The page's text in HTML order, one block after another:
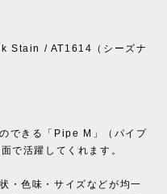
Stain / AT1614（シーズナ
できる「Pipe M」（パイプ
で活躍してくれます。
・色味・サイズなどが均一